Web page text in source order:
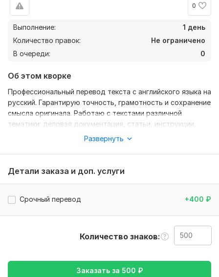
0
Выполнение:
1 день
Количество правок:
Не ограничено
В очереди:
0
Об этом кворке
Профессиональный перевод текста с английского языка на
русский. Гарантирую точность, грамотность и сохранение
смысла оригинала. Работаю с текстами различной
тематики: деловая документация, статьи, инструкции,
письма и др. Выполню перевод быстро и качественно.
PDF, текстовый файл и т.д.)
предпочтения)
•Даты выполнения (если есть конкретные)
Кулинария, Отдых и развлечения,Семья, дети,
Язык перевода:
с Русского на Английский
Развернуть
Детали заказа и доп. услуги
Срочный перевод +400 ₽
Количество знаков
Заказать за 500 ₽